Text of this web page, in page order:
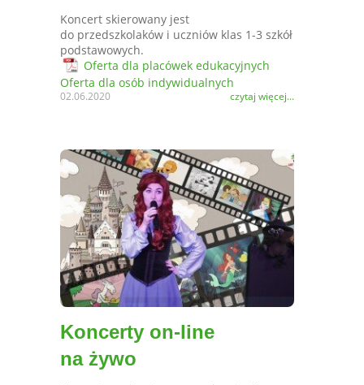
Koncert skierowany jest
do przedszkolaków i uczniów klas 1-3 szkół
podstawowych.
Oferta dla placówek edukacyjnych
Oferta dla osób indywidualnych
czytaj więcej...
02.06.2020
Koncerty on-line
na żywo